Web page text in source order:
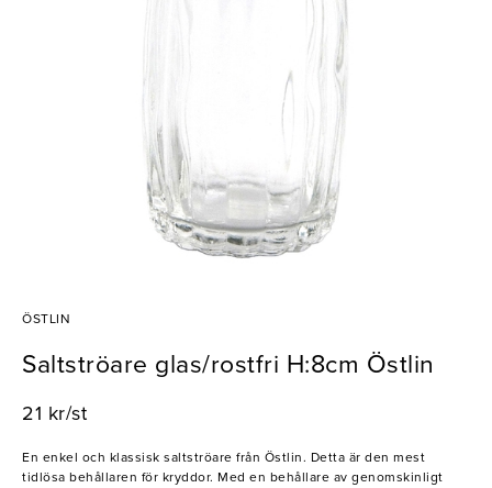
ÖSTLIN
Saltströare glas/rostfri H:8cm Östlin
21 kr/st
En enkel och klassisk saltströare från Östlin. Detta är den mest
tidlösa behållaren för kryddor. Med en behållare av genomskinligt